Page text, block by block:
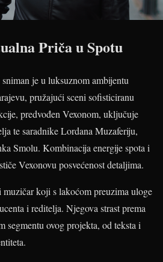
Priča u Spotu
je u luksuznom ambijentu
pružajući sceni sofisticiranu
predvođen Vexonom, uključuje
te saradnike Lordana Muzaferiju,
Smolu. Kombinacija energije spota i
Vexonovu posvećenost detaljima.
muzičar koji s lakoćom preuzima uloge
i reditelja. Njegova strast prema
segmentu ovog projekta, od teksta i